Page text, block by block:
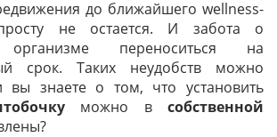
до ближайшего wellness-
не остается. И забота о
организме переноситься на
срок. Таких неудобств можно
вы знаете о том, что установить
можно в собственной